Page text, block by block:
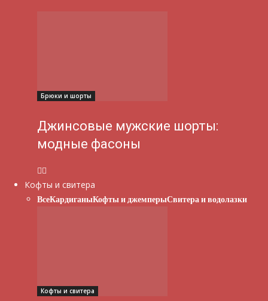
Брюки и шорты
Джинсовые мужские шорты:
модные фасоны
Кофты и свитера
ВсеКардиганыКофты и джемперыСвитера и водолазки
Кофты и свитера